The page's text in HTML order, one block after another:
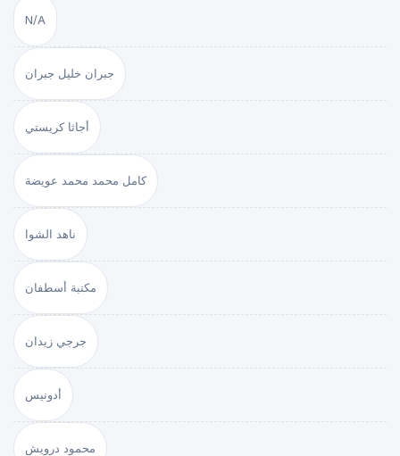
N/A
جبران خليل جبران
أجاثا كريستي
كامل محمد محمد عويضة
ناهد الشوا
مكتبة أسطفان
جرجي زيدان
أدونيس
محمود درويش